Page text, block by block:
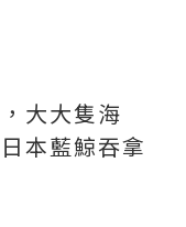
大大隻海
本藍鯨吞拿